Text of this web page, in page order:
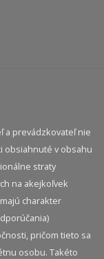
a prevádzkovateľ nie
obsiahnuté v obsahu
straty
na akejkoľvek
charakter
pričom tieto sa
osobu. Takéto